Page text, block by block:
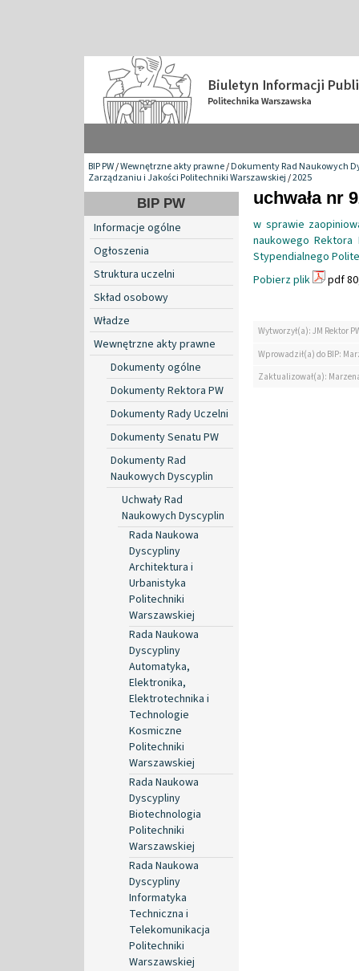
BIP PW/Wewnętrzne akty prawne/Dokumenty Rad Naukowych
Zarządzaniu i Jakości Politechniki Warszawskiej/2025
BIP PW
Informacje ogólne
Ogłoszenia
Struktura uczelni
Skład osobowy
Władze
Wewnętrzne akty prawne
Dokumenty ogólne
Dokumenty Rektora PW
Dokumenty Rady Uczelni
Dokumenty Senatu PW
Dokumenty Rad
Naukowych Dyscyplin
Uchwały Rad
Naukowych Dyscyplin
Rada Naukowa
Dyscypliny
Architektura i
Urbanistyka
Politechniki
Warszawskiej
Rada Naukowa
Dyscypliny
Automatyka,
Elektronika,
Elektrotechnika i
Technologie
Kosmiczne
Politechniki
Warszawskiej
Rada Naukowa
Dyscypliny
Biotechnologia
Politechniki
Warszawskiej
Rada Naukowa
Dyscypliny
Informatyka
Techniczna i
Telekomunikacja
Politechniki
Warszawskiej
uchwała nr
w sprawie
naukowego Rektora
Stypendialnego
Pobierz plik
pdf
Wytworzył(a): JM Rektor
Wprowadził(a) do BIP:
Zaktualizował(a):